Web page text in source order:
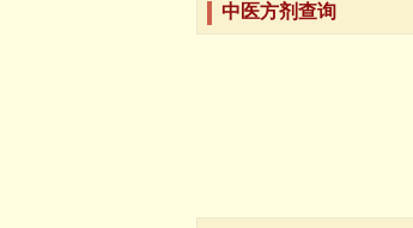
中医方剂查询